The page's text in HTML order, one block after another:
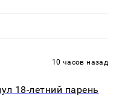
10 часов назад
18-летний парень